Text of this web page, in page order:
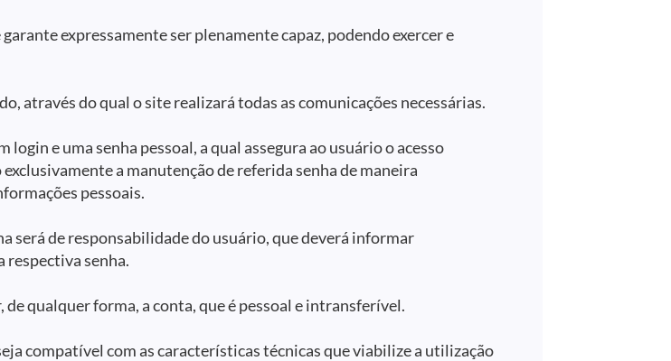
expressamente ser plenamente capaz, podendo exercer e
através do qual o site realizará todas as comunicações necessárias.
e uma senha pessoal, a qual assegura ao usuário o acesso
a manutenção de referida senha de maneira
pessoais.
será de responsabilidade do usuário, que deverá informar
respectiva senha.
qualquer forma, a conta, que é pessoal e intransferível.
compatível com as características técnicas que viabilize a utilização